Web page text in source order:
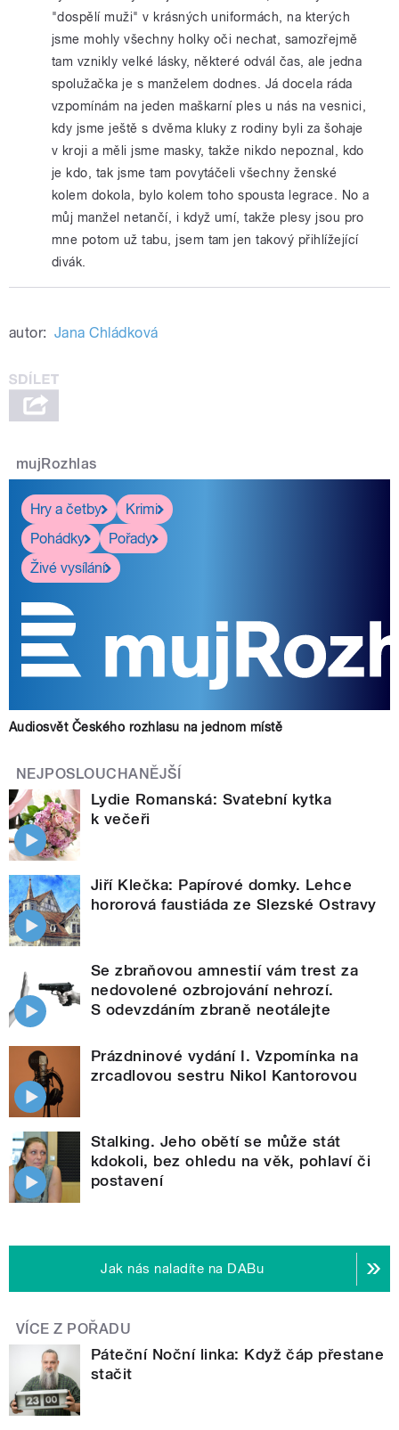
"dospělí muži" v krásných uniformách, na kterých
jsme mohly všechny holky oči nechat, samozřejmě
tam vznikly velké lásky, některé odvál čas, ale jedna
spolužačka je s manželem dodnes. Já docela ráda
vzpomínám na jeden maškarní ples u nás na vesnici,
kdy jsme ještě s dvěma kluky z rodiny byli za šohaje
v kroji a měli jsme masky, takže nikdo nepoznal, kdo
je kdo, tak jsme tam povytáčeli všechny ženské
kolem dokola, bylo kolem toho spousta legrace. No a
můj manžel netančí, i když umí, takže plesy jsou pro
mne potom už tabu, jsem tam jen takový přihlížející
divák.
autor: Jana Chládková
mujRozhlas
Hry a četby
Krimi
Pohádky
Pořady
Živé vysílání
Audiosvět Českého rozhlasu na jednom místě
NEJPOSLOUCHANĚJŠÍ
Lydie Romanská: Svatební kytka
k večeři
Jiří Klečka: Papírové domky. Lehce
hororová faustiáda ze Slezské Ostravy
Se zbraňovou amnestií vám trest za
nedovolené ozbrojování nehrozí.
S odevzdáním zbraně neotálejte
Prázdninové vydání I. Vzpomínka na
zrcadlovou sestru Nikol Kantorovou
Stalking. Jeho obětí se může stát
kdokoli, bez ohledu na věk, pohlaví či
postavení
Jak nás naladíte na DABu
VÍCE Z POŘADU
Páteční Noční linka: Když čáp přestane
stačit